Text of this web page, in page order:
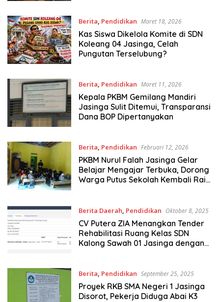
Berita Pendidikan Maret 18, 2026
Kas Siswa Dikelola Komite di SDN
Koleang 04 Jasinga, Celah
Pungutan Terselubung?
Berita, Pendidikan Maret 11, 2026
Kepala PKBM Gemilang Mandiri
Jasinga Sulit Ditemui, Transparansi
Dana BOP Dipertanyakan
Berita, Pendidikan Februari 12, 2026
PKBM Nurul Falah Jasinga Gelar
Belajar Mengajar Terbuka, Dorong
Warga Putus Sekolah Kembali Raih
Berita Daerah, Pendidikan Oktober 8, 2025
CV Putera ZIA Menangkan Tender
Rehabilitasi Ruang Kelas SDN
Kalong Sawah 01 Jasinga dengan
Berita, Pendidikan September 25, 2025
Proyek RKB SMA Negeri 1 Jasinga
Disorot, Pekerja Diduga Abai K3